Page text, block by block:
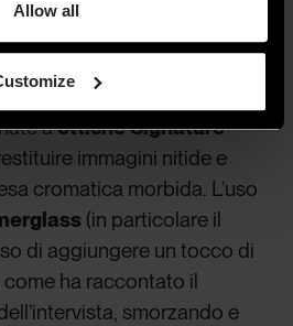
Allow all
ha utilizzato
aottiche Signature
immagini nitide e
cromatica morbida. L’uso
(in particolare il
di aggiungere un tocco di
ha raccontato il
smorzando e